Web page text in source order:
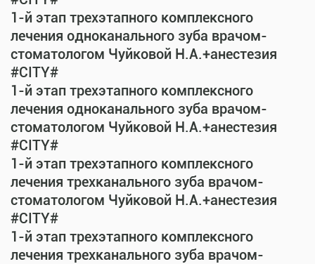
1-й этап трехэтапного комплексного
лечения одноканального зуба врачом-
стоматологом Чуйковой Н.А.+анестезия
#CITY#
1-й этап трехэтапного комплексного
лечения одноканального зуба врачом-
стоматологом Чуйковой Н.А.+анестезия
#CITY#
1-й этап трехэтапного комплексного
лечения трехканального зуба врачом-
стоматологом Чуйковой Н.А.+анестезия
#CITY#
1-й этап трехэтапного комплексного
лечения трехканального зуба врачом-